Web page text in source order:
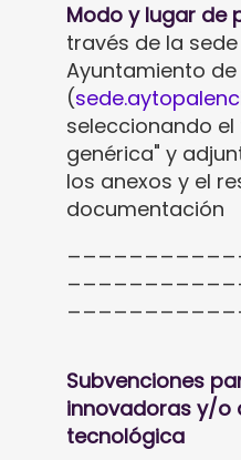
Modo y lugar de
través de la
Ayuntamiento de
(
seleccionando
genérica" y
los anexos y el
documentación
Subvenciones
innovadoras y/o
tecnológica